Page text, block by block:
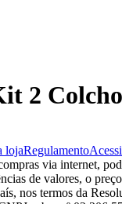
2
lojaRegulamento
via internet,
de valores, o
nos termos da